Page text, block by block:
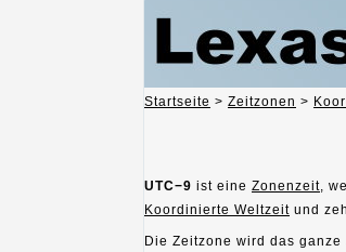
Startseite > Zeitzonen >
UTC−9 ist eine Zonenzeit ,
Koordinierte Weltzeit und
Die Zeitzone wird das ganze